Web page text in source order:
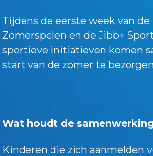
Tijdens de eerste week van
Zomerspelen en de Jibb+
sportieve initiatieven komen
start van de zomer te
Wat houdt de
Kinderen die zich aanmelden